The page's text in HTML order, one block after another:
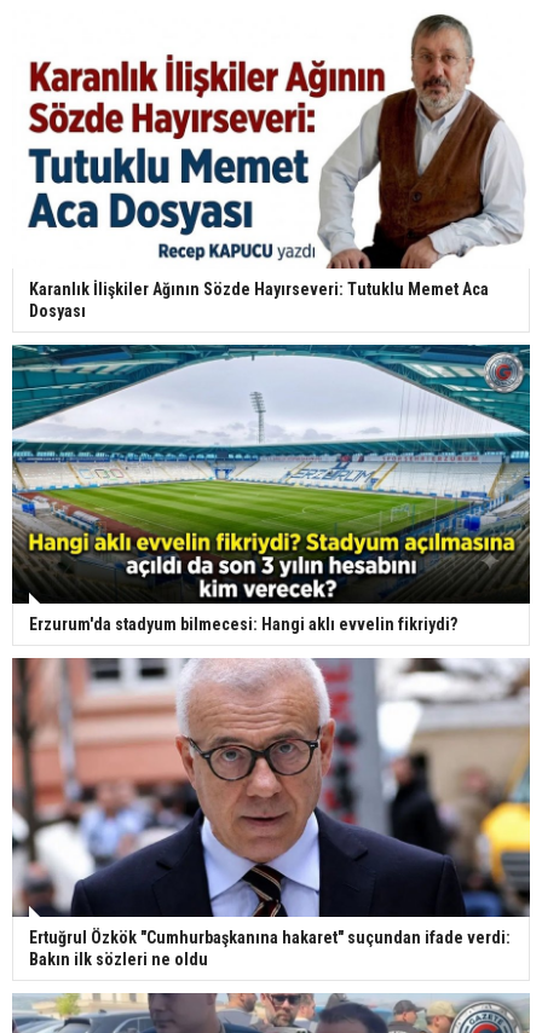
Karanlık İlişkiler Ağının Sözde Hayırseveri: Tutuklu Memet Aca
Dosyası
Erzurum'da stadyum bilmecesi: Hangi aklı evvelin fikriydi?
Ertuğrul Özkök "Cumhurbaşkanına hakaret" suçundan ifade verdi:
Bakın ilk sözleri ne oldu